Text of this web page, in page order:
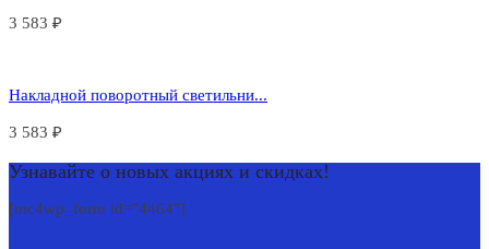
3 583 ₽
Накладной поворотный светильни...
3 583 ₽
Узнавайте о новых акциях и скидках!
[mc4wp_form id="4464"]